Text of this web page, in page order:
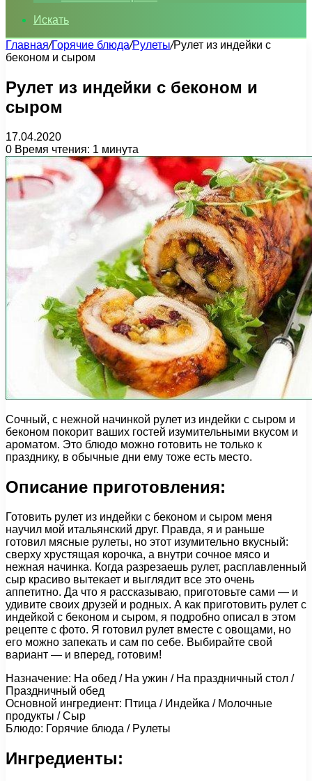
Искать
Главная/Горячие блюда/Рулеты/Рулет из индейки с
беконом и сыром
Рулет из индейки с беконом и
сыром
17.04.2020
0 Время чтения: 1 минута
Сочный, с нежной начинкой рулет из индейки с сыром и
беконом покорит ваших гостей изумительными вкусом и
ароматом. Это блюдо можно готовить не только к
празднику, в обычные дни ему тоже есть место.
Описание приготовления:
Готовить рулет из индейки с беконом и сыром меня
научил мой итальянский друг. Правда, я и раньше
готовил мясные рулеты, но этот изумительно вкусный:
сверху хрустящая корочка, а внутри сочное мясо и
нежная начинка. Когда разрезаешь рулет, расплавленный
сыр красиво вытекает и выглядит все это очень
аппетитно. Да что я рассказываю, приготовьте сами — и
удивите своих друзей и родных. А как приготовить рулет с
индейкой с беконом и сыром, я подробно описал в этом
рецепте с фото. Я готовил рулет вместе с овощами, но
его можно запекать и сам по себе. Выбирайте свой
вариант — и вперед, готовим!
Назначение: На обед / На ужин / На праздничный стол /
Праздничный обед
Основной ингредиент: Птица / Индейка / Молочные
продукты / Сыр
Блюдо: Горячие блюда / Рулеты
Ингредиенты: